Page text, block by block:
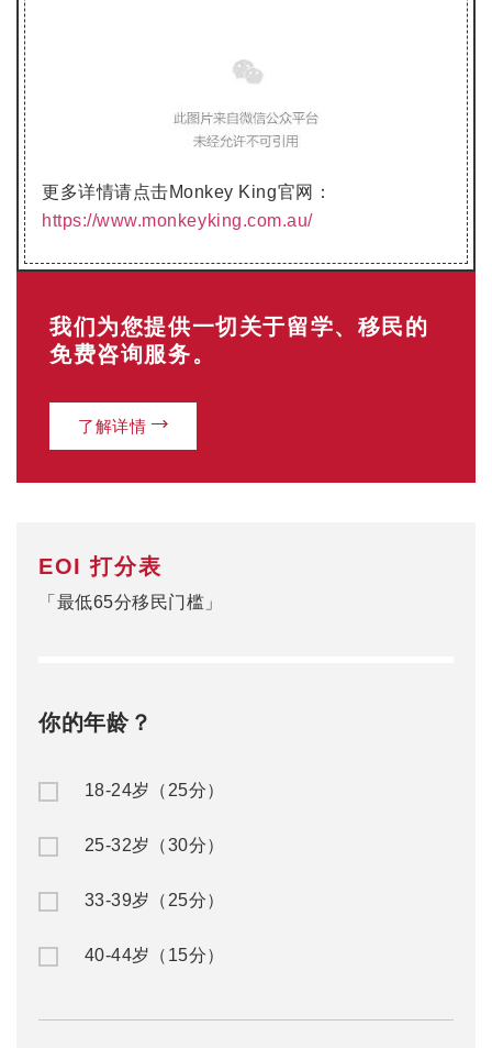
更多详情请点击Monkey King官网：
https://www.monkeyking.com.au/
我们为您提供一切关于留学、移民的
免费咨询服务。
了解详情
EOI 打分表
「最低65分移民门槛」
你的年龄？
18-24岁（25分）
25-32岁（30分）
33-39岁（25分）
40-44岁（15分）